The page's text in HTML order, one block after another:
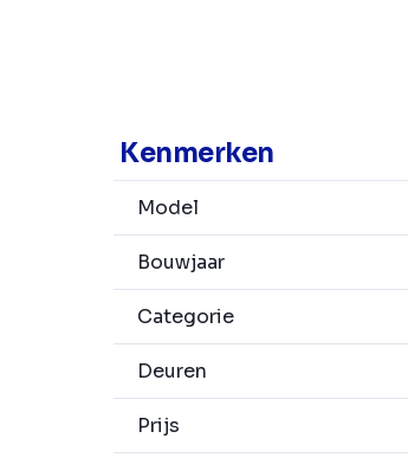
Kenmerken
Model
Bouwjaar
Categorie
Deuren
Prijs